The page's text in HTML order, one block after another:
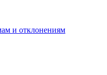
и отклонениям